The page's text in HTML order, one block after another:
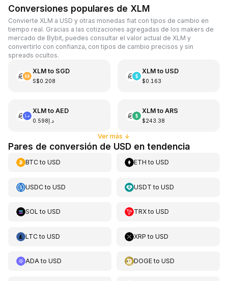
Conversiones populares de XLM
Convierte XLM a USD y otras monedas fiat con tipos de cambio en
tiempo real. Gracias a las cotizaciones agregadas de los makers de
mercado de Bybit, puedes consultar el valor actual de XLM y
convertirlo con confianza, con tipos de cambio precisos y sin
spreads ocultos.
XLMto SGD
S$0.208
XLMto USD
$0.163
XLMto AED
د.إ0.598
XLMto ARS
$243.38
Ver más ↓
Pares de conversión de USD en tendencia
BTCto USD ETH toUSD
USDCto USD USDT toUSD
SOL to USD TRXtoUSD
LTCto USD XRP toUSD
ADAto USD DOGEtoUSD